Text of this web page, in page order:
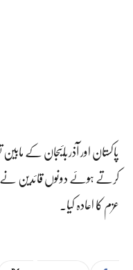
پاکستان اور آذربائیجان کے
کرتے ہوئے دونوں قائدین نے
عزم کا اعادہ کیا۔